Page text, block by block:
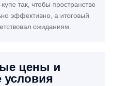
так, чтобы пространство
эффективно, а итоговый
ожиданиям.
цены и